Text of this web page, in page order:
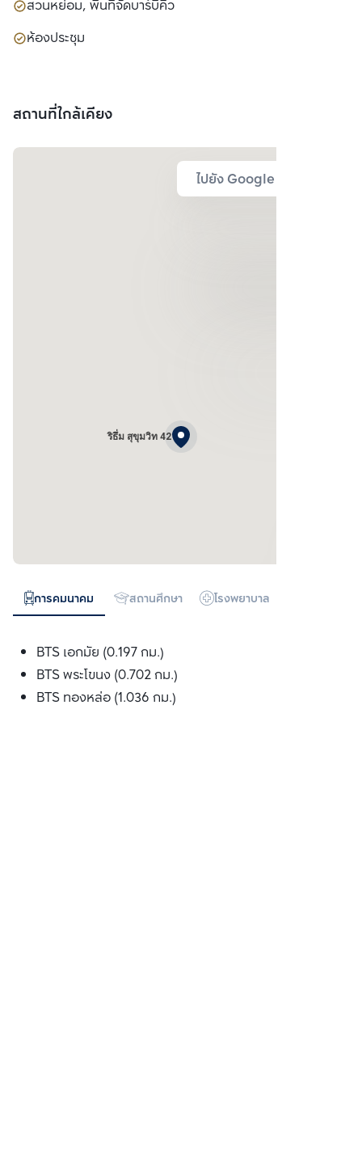
สวนหย่อม, พื้นที่จัดบาร์บีคิว
ห้องประชุม
สถานที่ใกล้เคียง
ไปยัง Google Map
ริธึ่ม สุขุมวิท 42
การคมนาคม สถานศึกษา โรงพยาบาล
BTS เอกมัย (0.197 กม.)
BTS พระโขนง (0.702 กม.)
BTS ทองหล่อ (1.036 กม.)